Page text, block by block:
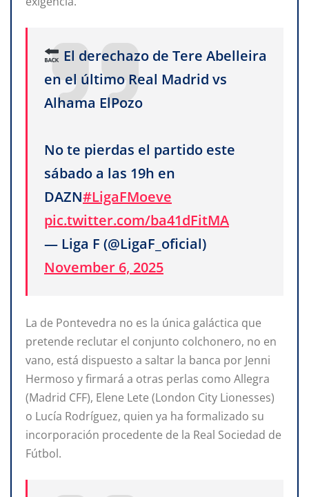
El derechazo de Tere Abelleira
en el último Real Madrid vs
Alhama ElPozo
No te pierdas el partido este
sábado a las 19h en
DAZN#LigaFMoeve
pic.twitter.com/ba41dFitMA
— Liga F (@LigaF_oficial)
November 6, 2025
La de Pontevedra no es la única galáctica que
pretende reclutar el conjunto colchonero, no en
vano, está dispuesto a saltar la banca por Jenni
Hermoso y firmará a otras perlas como Allegra
(Madrid CFF), Elene Lete (London City Lionesses)
o Lucía Rodríguez, quien ya ha formalizado su
incorporación procedente de la Real Sociedad de
Fútbol.